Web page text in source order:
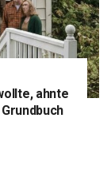
ahnte